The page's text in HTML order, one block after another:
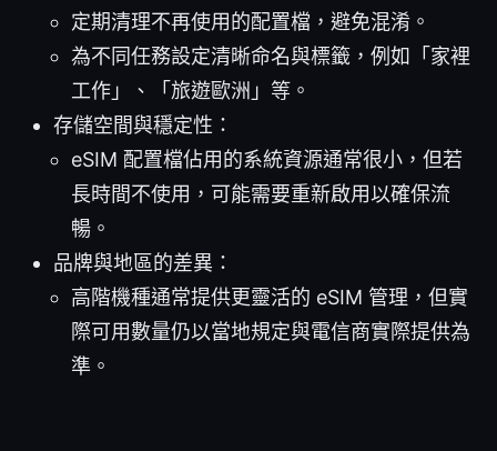
定期清理不再使用的配置檔，避免混淆。
為不同任務設定清晰命名與標籤，例如「家裡
工作」、「旅遊歐洲」等。
存儲空間與穩定性：
eSIM 配置檔佔用的系統資源通常很小，但若
長時間不使用，可能需要重新啟用以確保流
暢。
品牌與地區的差異：
高階機種通常提供更靈活的 eSIM 管理，但實
際可用數量仍以當地規定與電信商實際提供為
準。